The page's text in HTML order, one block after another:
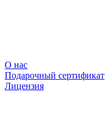
О нас
Подарочный сертификат
Лицензия